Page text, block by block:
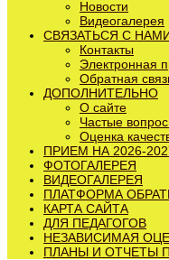
Новости
Видеогалерея
СВЯЗАТЬСЯ С
Контакты
Электронная
Обратная
ДОПОЛНИТЕЛЬНО
О сайте
Частые
Оценка
ПРИЕМ НА 2026-
ФОТОГАЛЕРЕЯ
ВИДЕОГАЛЕРЕЯ
ПЛАТФОРМА
КАРТА САЙТА
ДЛЯ ПЕДАГОГОВ
НЕЗАВИСИМАЯ
ПЛАНЫ И ОТЧЕТЫ